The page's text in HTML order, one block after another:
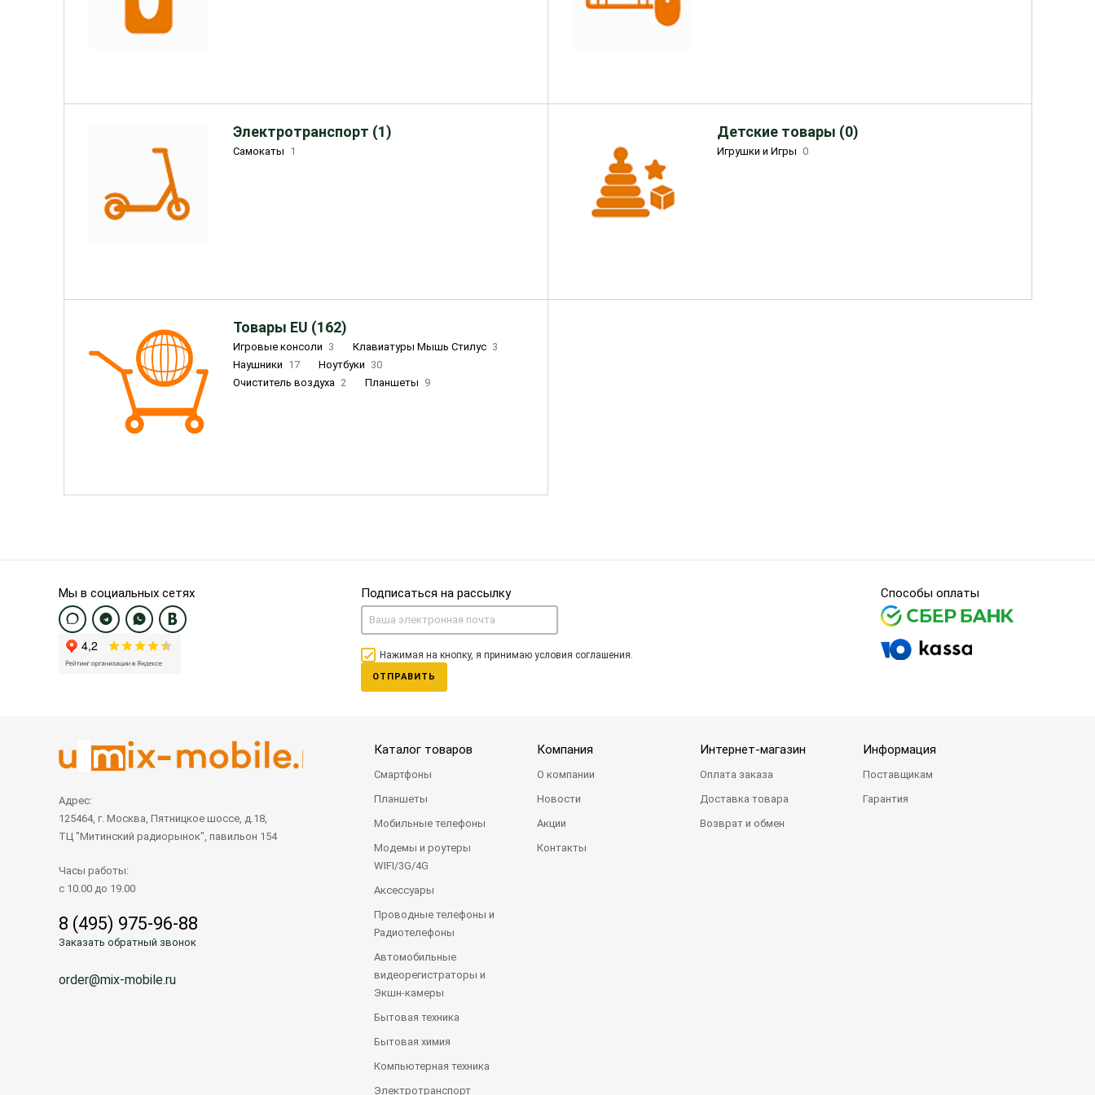
Электротранспорт (1)
Самокаты 1
Детские товары (0)
Игрушки и Игры 0
Товары EU (162)
Игровые консоли 3 Клавиатуры Мышь Стилус 3
Наушники 17 Ноутбуки 30
Очиститель воздуха 2 Планшеты 9
Мы в социальных сетях Подписаться на рассылку
Нажимая на кнопку, я принимаю условия соглашения.
ОТПРАВИТЬ
Способы оплаты
Адрес:
125464, г. Москва, Пятницкое шоссе, д.18,
ТЦ "Митинский радиорынок", павильон 154
Часы работы:
с 10.00 до 19.00
8 (495) 975-96-88
Заказать обратный звонок
order@mix-mobile.ru
Каталог товаров
Смартфоны
Планшеты
Мобильные телефоны
Модемы и роутеры
WIFI/3G/4G
Аксессуары
Проводные телефоны и
Радиотелефоны
Автомобильные
видеорегистраторы и
Экшн-камеры
Бытовая техника
Бытовая химия
Компьютерная техника
Электротранспорт
Компания
О компании
Новости
Акции
Контакты
Интернет-магазин
Оплата заказа
Доставка товара
Возврат и обмен
Информация
Поставщикам
Гарантия